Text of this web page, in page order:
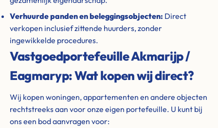
Verhuurde panden en beleggingsobjecten: Direct
verkopen inclusief zittende huurders, zonder
ingewikkelde procedures.
Vastgoedportefeuille Akmarijp /
Eagmaryp: Wat kopen wij direct?
Wij kopen woningen, appartementen en andere objecten
rechtstreeks aan voor onze eigen portefeuille. U kunt bij
ons een bod aanvragen voor: